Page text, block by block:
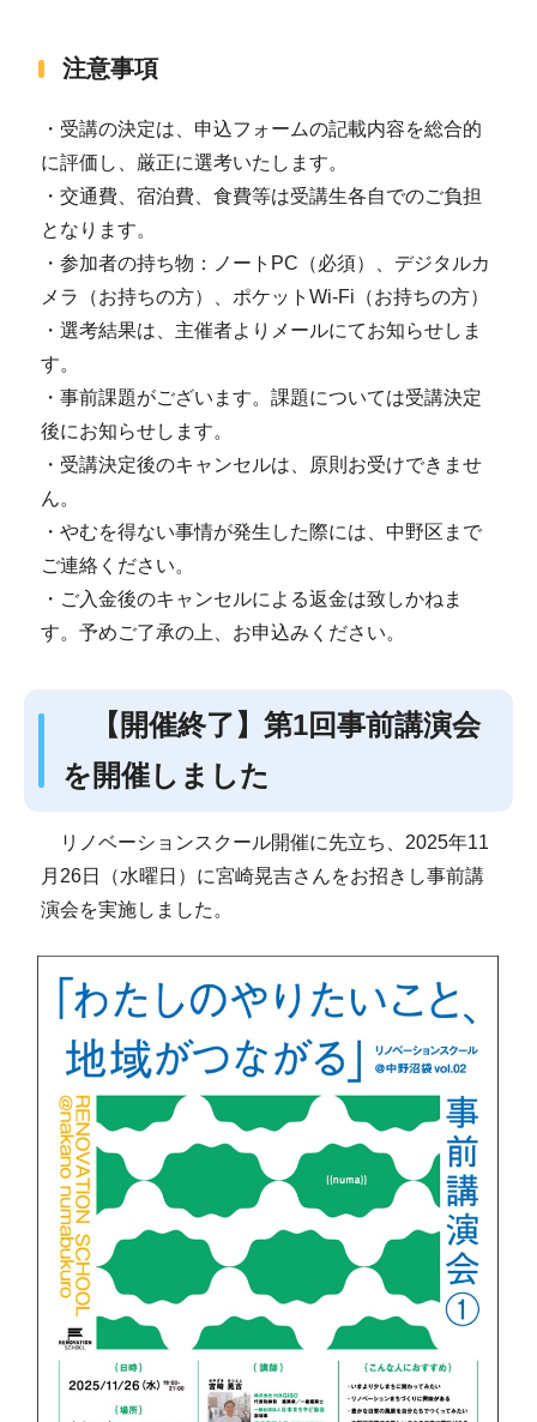
注意事項
・受講の決定は、申込フォームの記載内容を総合的
に評価し、厳正に選考いたします。
・交通費、宿泊費、食費等は受講生各自でのご負担
となります。
・参加者の持ち物：ノートPC（必須）、デジタルカ
メラ（お持ちの方）、ポケットWi-Fi（お持ちの方）
・選考結果は、主催者よりメールにてお知らせしま
す。
・事前課題がございます。課題については受講決定
後にお知らせします。
・受講決定後のキャンセルは、原則お受けできませ
ん。
・やむを得ない事情が発生した際には、中野区まで
ご連絡ください。
・ご入金後のキャンセルによる返金は致しかねま
す。予めご了承の上、お申込みください。
【開催終了】第1回事前講演会
を開催しました
リノベーションスクール開催に先立ち、2025年11
月26日（水曜日）に宮崎晃吉さんをお招きし事前講
演会を実施しました。